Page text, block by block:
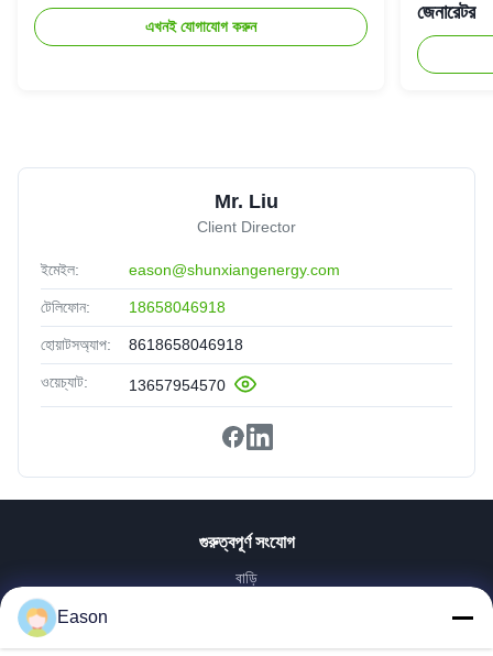
এখনই যোগাযোগ করুন
জেনারেটর
Mr. Liu
Client Director
ইমেইল: eason@shunxiangenergy.com
টেলিফোন: 18658046918
হোয়াটসঅ্যাপ: 8618658046918
ওয়েচ্যাট: 13657954570
গুরুত্বপূর্ণ সংযোগ
বাড়ি
Eason